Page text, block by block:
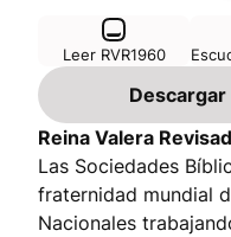
Leer RVR1960
Descargar
Reina Valera
Las Sociedades
fraternidad mundial
Nacionales